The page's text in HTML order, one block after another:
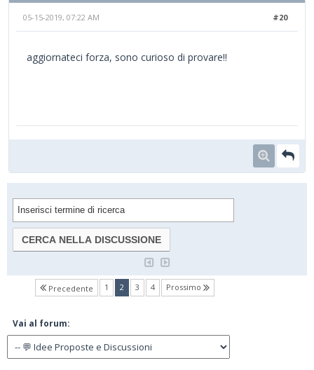
#20
05-15-2019, 07:22 AM
aggiornateci forza, sono curioso di provare!!
Precedente 1 2(current)
3 4 Prossimo
Vai al forum: